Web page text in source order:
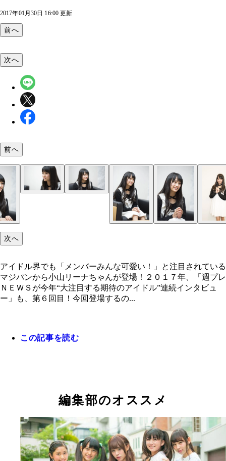
2017年01月30日 16:00 更新
前へ
次へ
前へ
次へ
アイドル界でも「メンバーみんな可愛い！」と注目されている
マジパンから小山リーナちゃんが登場！２０１７年、「週プレ
ＮＥＷＳが今年“大注目する期待のアイドル”連続インタビュ
ー」も、第６回目！今回登場するの...
この記事を読む
編集部のオススメ